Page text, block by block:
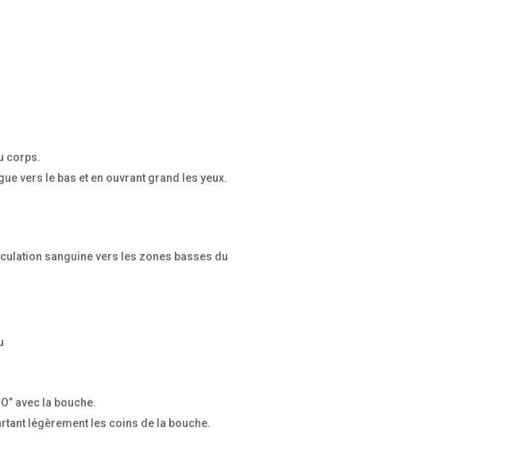
corps.
vers le bas et en ouvrant grand les yeux.
sanguine vers les zones basses du
avec la bouche.
légèrement les coins de la bouche.